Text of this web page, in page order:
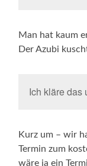
Man hat kaum
Der Azubi
Ich kläre das
Kurz um – wir
Termin zum
wäre ja ein